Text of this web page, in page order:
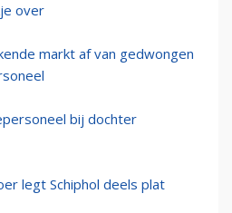
over
markt af van gedwongen
bij dochter
legt Schiphol deels plat